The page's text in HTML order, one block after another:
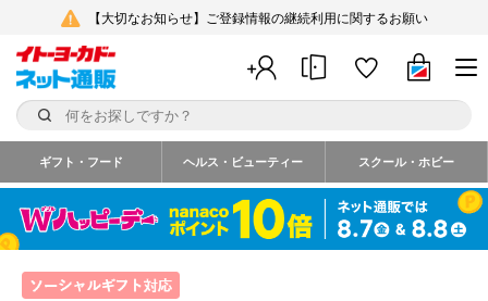
【大切なお知らせ】ご登録情報の継続利用に関するお願い
ギフト・フード ヘルス・ビューティー スクール・ホビー